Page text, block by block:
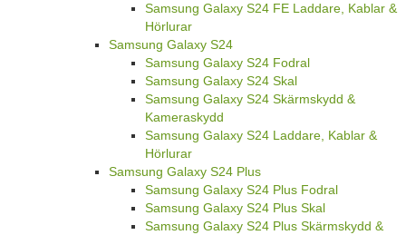
Samsung Galaxy S24 FE Laddare, Kablar &
Hörlurar
Samsung Galaxy S24
Samsung Galaxy S24 Fodral
Samsung Galaxy S24 Skal
Samsung Galaxy S24 Skärmskydd &
Kameraskydd
Samsung Galaxy S24 Laddare, Kablar &
Hörlurar
Samsung Galaxy S24 Plus
Samsung Galaxy S24 Plus Fodral
Samsung Galaxy S24 Plus Skal
Samsung Galaxy S24 Plus Skärmskydd &